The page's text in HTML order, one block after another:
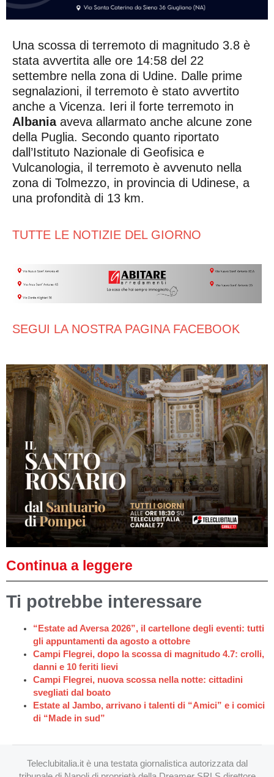
Una scossa di terremoto di magnitudo 3.8 è
stata avvertita alle ore 14:58 del 22
settembre nella zona di Udine. Dalle prime
segnalazioni, il terremoto è stato avvertito
anche a Vicenza. Ieri il forte terremoto in
Albania aveva allarmato anche alcune zone
della Puglia. Secondo quanto riportato
dall’Istituto Nazionale di Geofisica e
Vulcanologia, il terremoto è avvenuto nella
zona di Tolmezzo, in provincia di Udinese, a
una profondità di 13 km.
TUTTE LE NOTIZIE DEL GIORNO
SEGUI LA NOSTRA PAGINA FACEBOOK
Continua a leggere
Ti potrebbe interessare
“Estate ad Aversa 2026”, il cartellone degli eventi: tutti
gli appuntamenti da agosto a ottobre
Campi Flegrei, dopo la scossa di magnitudo 4.7: crolli,
danni e 10 feriti lievi
Campi Flegrei, nuova scossa nella notte: cittadini
svegliati dal boato
Estate al Jambo, arrivano i talenti di “Amici” e i comici
di “Made in sud”
Teleclubitalia.it è una testata giornalistica autorizzata dal